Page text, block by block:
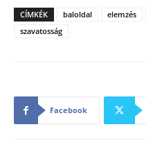
CÍMKÉK baloldal elemzés
szavatosság
Facebook